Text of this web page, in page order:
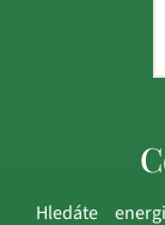
Hledáte